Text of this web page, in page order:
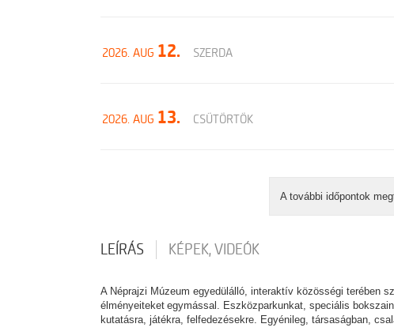
2026. AUG 12. SZERDA
2026. AUG 13. CSÜTÖRTÖK
A további időpontok
LEÍRÁS KÉPEK, VIDEÓK
A Néprajzi Múzeum egyedülálló, interaktív közösségi terében
élményeiteket egymással. Eszközparkunkat, speciális
kutatásra, játékra, felfedezésekre. Egyénileg, társaságban,